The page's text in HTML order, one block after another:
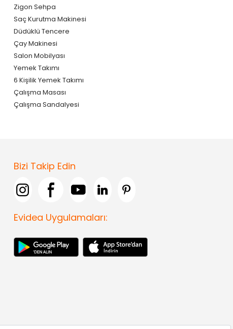
Zigon Sehpa
Saç Kurutma Makinesi
Düdüklü Tencere
Çay Makinesi
Salon Mobilyası
Yemek Takımı
6 Kişilik Yemek Takımı
Çalışma Masası
Çalışma Sandalyesi
Bizi Takip Edin
Evidea Uygulamaları: